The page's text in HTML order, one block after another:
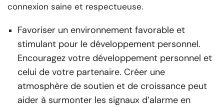
connexion saine et respectueuse.
Favoriser un environnement favorable et
stimulant pour le développement personnel.
Encouragez votre développement personnel et
celui de votre partenaire. Créer une
atmosphère de soutien et de croissance peut
aider à surmonter les signaux d’alarme en